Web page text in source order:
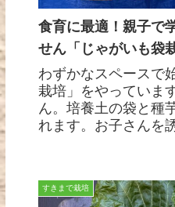
食育に最適！親子で
せん「じゃがいも袋
わずかなスペースで
栽培」をやっていま
ん。培養土の袋と種
れます。お子さんを
すきまで栽培